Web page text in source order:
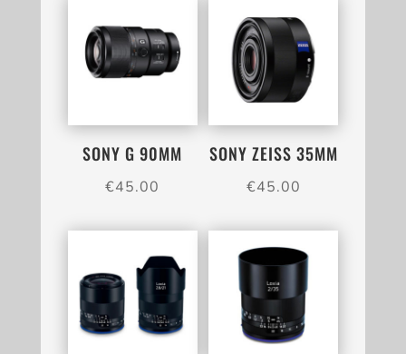
SONY G 90MM
€45.00
SONY ZEISS 35MM
€45.00